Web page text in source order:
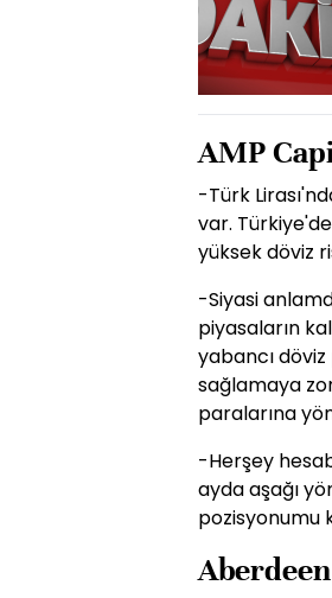
AMP
-Türk
var.
yüksek döviz
-Siyasi
piyasaların
yabancı döviz
sağlamaya
paralarına
-Herşey
ayda aşağı
pozisyonumu